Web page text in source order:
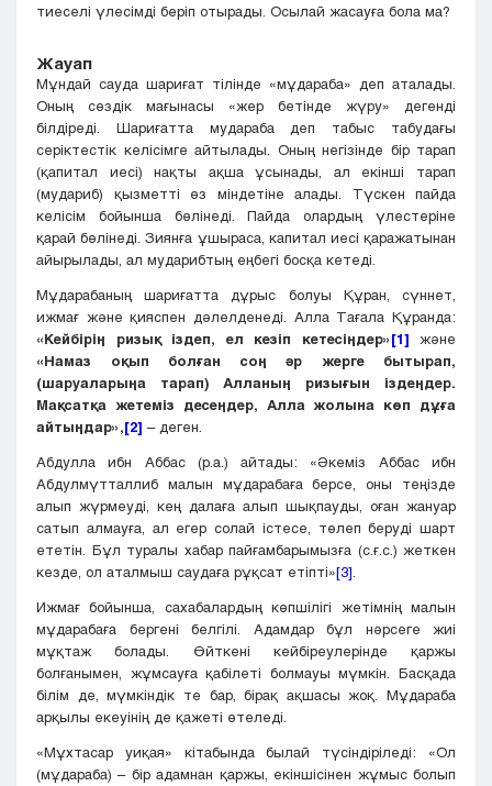
тиеселі үлесімді беріп отырады. Осылай жасауға бола ма?
Жауап
Мұндай сауда шариғат тілінде «мұдараба» деп аталады.
Оның сөздік мағынасы «жер бетінде жүру» дегенді
білдіреді. Шариғатта мудараба деп табыс табудағы
серіктестік келісімге айтылады. Оның негізінде бір тарап
(қапитал иесі) нақты ақша ұсынады, ал екінші тарап
(мудариб) қызметті өз міндетіне алады. Түскен пайда
келісім бойынша бөлінеді. Пайда олардың үлестеріне
қарай бөлінеді. Зиянға ұшыраса, капитал иесі қаражатынан
айырылады, ал мударибтың еңбегі босқа кетеді.
Мұдарабаның шариғатта дұрыс болуы Құран, сүннет,
ижмағ және қияспен дәлелденеді. Алла Тағала Құранда:
«Кейбірің ризық іздеп, ел кезіп кетесіңдер»[1] және
«Намаз оқып болған соң әр жерге бытырап,
(шаруаларыңа тарап) Алланың ризығын іздеңдер.
Мақсатқа жетеміз десеңдер, Алла жолына көп дұға
айтыңдар»,[2] – деген.
Абдулла ибн Аббас (р.а.) айтады: «Әкеміз Аббас ибн
Абдулмүтталлиб малын мұдарабаға берсе, оны теңізде
алып жүрмеуді, кең далаға алып шықпауды, оған жануар
сатып алмауға, ал егер солай істесе, төлеп беруді шарт
ететін. Бұл туралы хабар пайғамбарымызға (с.ғ.с.) жеткен
кезде, ол аталмыш саудаға рұқсат етіпті»[3]
Ижмағ бойынша, сахабалардың көпшілігі жетімнің малын
мұдарабаға бергені белгілі. Адамдар бұл нәрсеге жиі
мұқтаж болады. Өйткені кейбіреулерінде қаржы
болғанымен, жұмсауға қабілеті болмауы мүмкін. Басқада
білім де, мүмкіндік те бар, бірақ ақшасы жоқ. Мұдараба
арқылы екеуінің де қажеті өтеледі.
«Мұхтасар уиқая» кітабында былай түсіндіріледі: «Ол
(мұдараба) – бір адамнан қаржы, екіншісінен жұмыс болып